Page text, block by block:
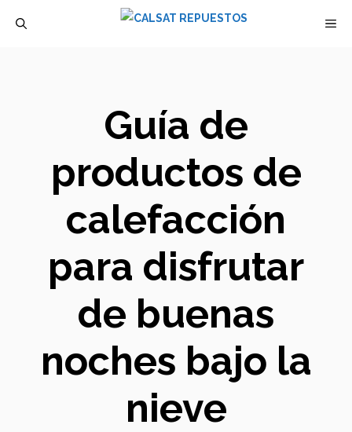
Guía de
productos de
calefacción
para disfrutar
de buenas
noches bajo la
nieve